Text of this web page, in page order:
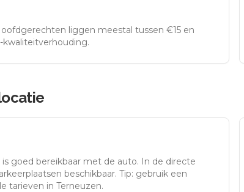
liggen meestal tussen €15 en
kwaliteitverhouding.
is goed bereikbaar met de auto. In de directe
beschikbaar. Tip: gebruik een
tarieven in Terneuzen.